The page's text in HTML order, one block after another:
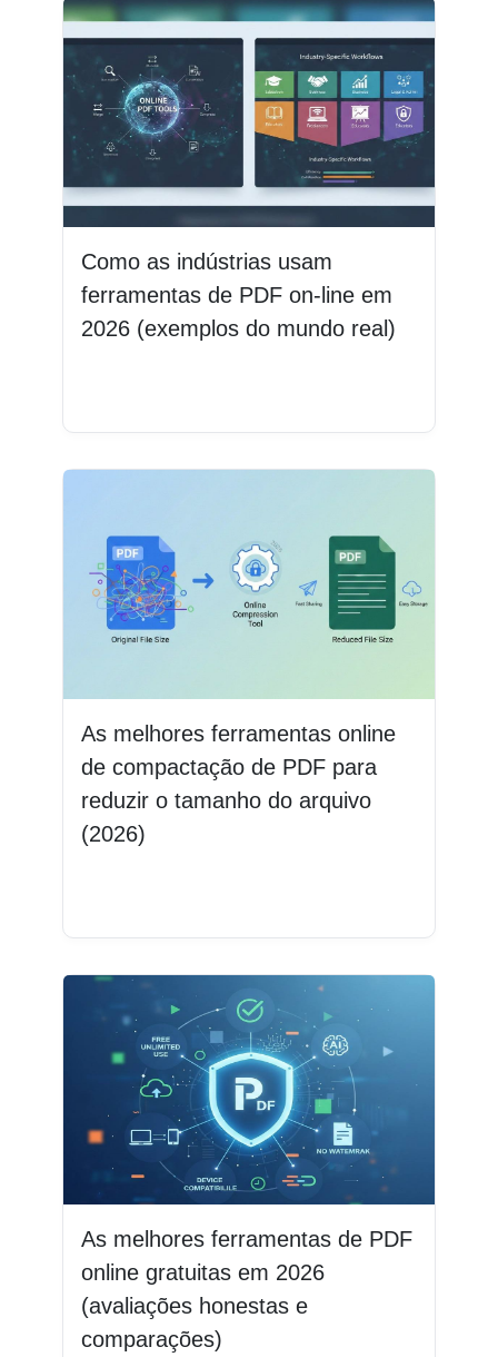
Como as indústrias usam
ferramentas de PDF on-line em
2026 (exemplos do mundo real)
As melhores ferramentas online
de compactação de PDF para
reduzir o tamanho do arquivo
(2026)
As melhores ferramentas de PDF
online gratuitas em 2026
(avaliações honestas e
comparações)